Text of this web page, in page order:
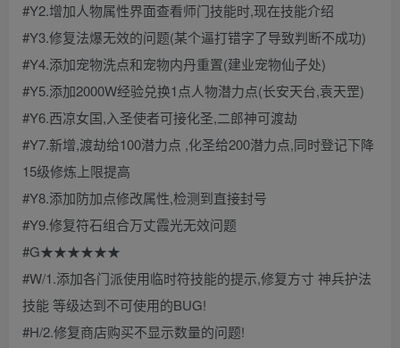
#Y2.增加人物属性界面查看师门技能时,现在技能介绍
#Y3.修复法爆无效的问题(某个逼打错字了导致判断不成功)
#Y4.添加宠物洗点和宠物内丹重置(建业宠物仙子处)
#Y5.添加2000W经验兑换1点人物潜力点(长安天台,袁天罡)
#Y6.西凉女国,入圣使者可接化圣,二郎神可渡劫
#Y7.新增,渡劫给100潜力点 ,化圣给200潜力点,同时登记下降
15级修炼上限提高
#Y8.添加防加点修改属性,检测到直接封号
#Y9.修复符石组合万丈霞光无效问题
#G★★★★★★
#W/1.添加各门派使用临时符技能的提示,修复方寸 神兵护法
技能 等级达到不可使用的BUG!
#H/2.修复商店购买不显示数量的问题!